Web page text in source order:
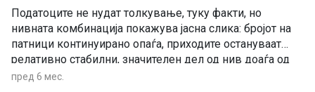
Податоците не нудат толкување, туку факти, но
нивната комбинација покажува јасна слика: бројот на
патници континуирано опаѓа, приходите остануваат
релативно стабилни, значителен дел од нив доаѓа од
субвенции, а финансиските резултати зависат од
пред 6 мес.